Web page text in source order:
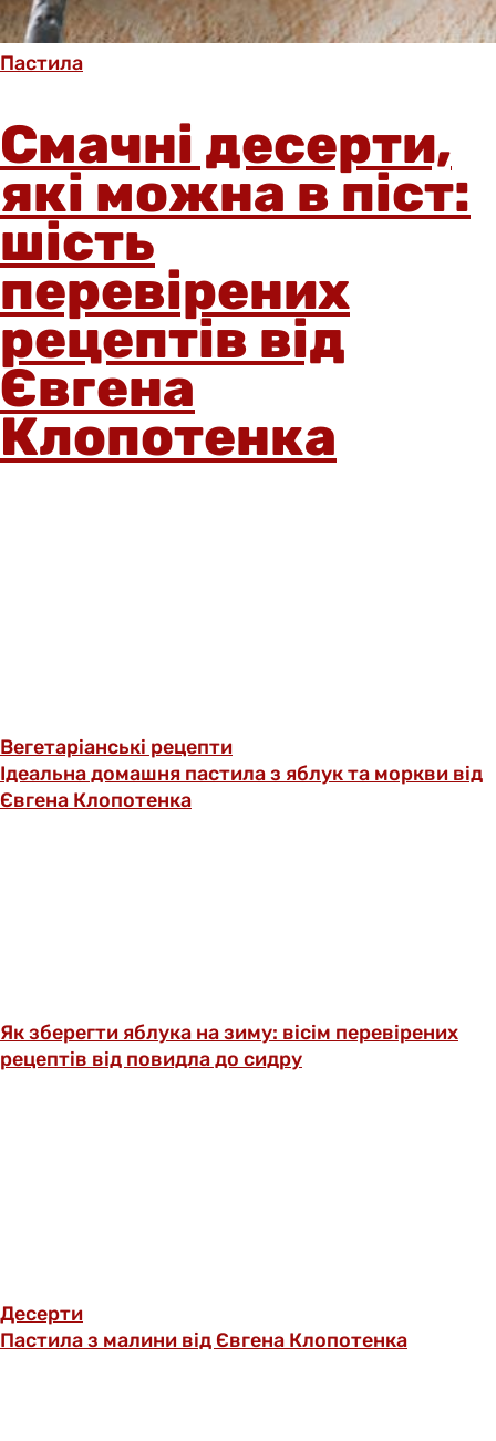
Пастила
Смачні десерти,
які можна в піст:
шість
перевірених
рецептів від
Євгена
Клопотенка
Вегетаріанські рецепти
Ідеальна домашня пастила з яблук та моркви від
Євгена Клопотенка
Як зберегти яблука на зиму: вісім перевірених
рецептів від повидла до сидру
Десерти
Пастила з малини від Євгена Клопотенка